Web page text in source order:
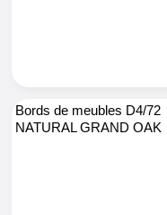
Bords de meubles D4/72
NATURAL GRAND OAK